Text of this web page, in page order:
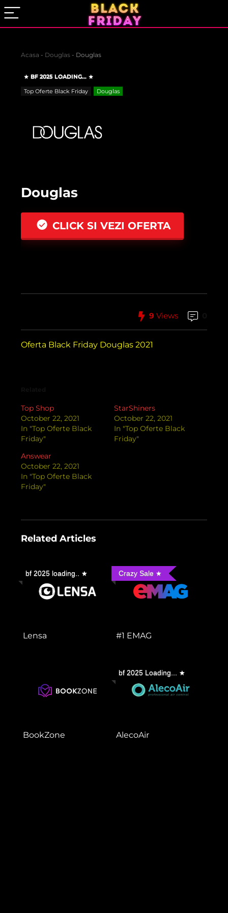
Acasa - Douglas - Douglas
BF 2025 LOADING...
Top Oferte Black Friday Douglas
Douglas
CLICK SI VEZI OFERTA
9 Views
Oferta Black Friday Douglas 2021
Top Shop
October 22, 2021
In "Top Oferte Black
Friday"
StarShiners
October 22, 2021
In "Top Oferte Black
Friday"
Answear
October 22, 2021
In "Top Oferte Black
Friday"
Related Articles
bf 2025 loading..
Lensa
Crazy Sale
#1 EMAG
BookZone
bf 2025 Loading...
AlecoAir